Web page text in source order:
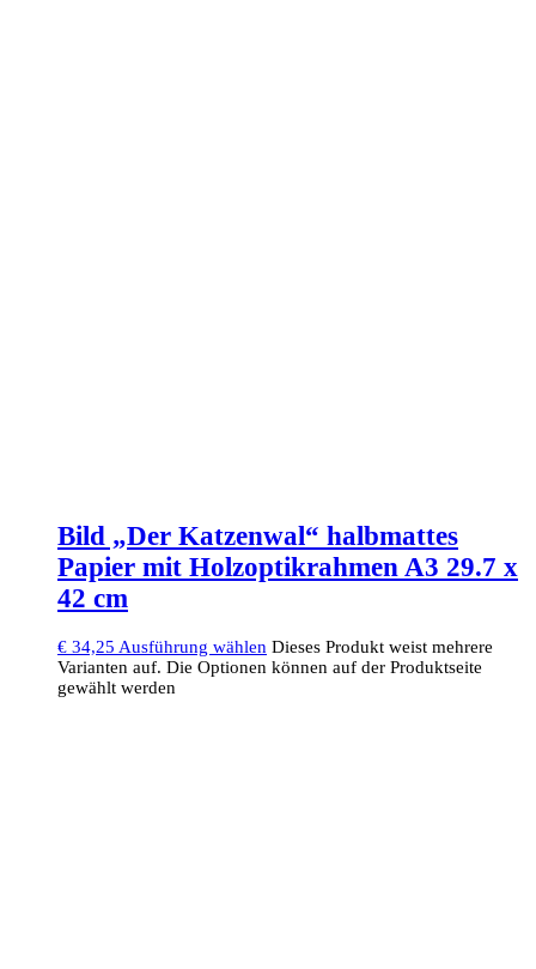
Bild „Der Katzenwal“ halbmattes
Papier mit Holzoptikrahmen A3 29.7 x
42 cm
€ 34,25 Ausführung wählen Dieses Produkt weist mehrere
Varianten auf. Die Optionen können auf der Produktseite
gewählt werden